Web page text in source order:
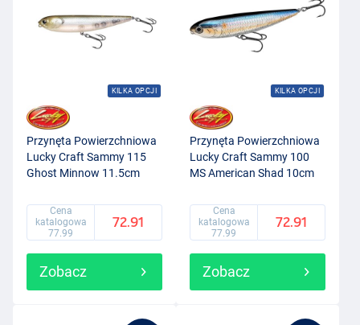
KILKA OPCJI
Przynęta Powierzchniowa
Lucky Craft Sammy 115
Ghost Minnow 11.5cm
Cena
katalogowa
77.99
72.91
Zobacz
KILKA OPCJI
Przynęta Powierzchniowa
Lucky Craft Sammy 100
MS American Shad 10cm
Cena
katalogowa
77.99
72.91
Zobacz